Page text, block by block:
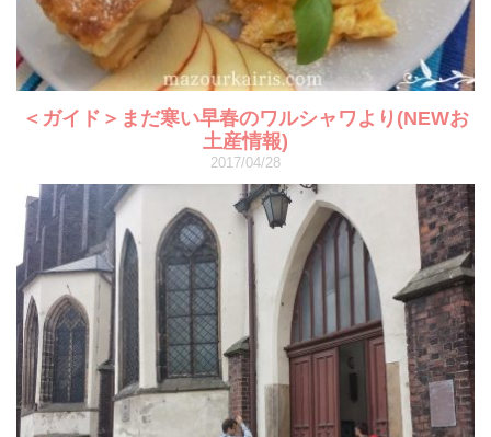
＜ガイド＞まだ寒い早春のワルシャワより(NEWお
土産情報)
2017/04/28